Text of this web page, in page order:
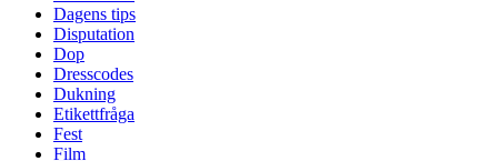
Dagens tips
Disputation
Dop
Dresscodes
Dukning
Etikettfråga
Fest
Film